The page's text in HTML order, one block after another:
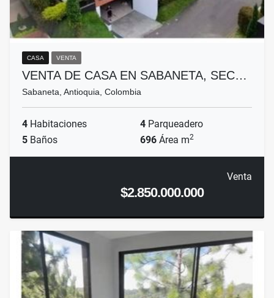
CASA VENTA
VENTA DE CASA EN SABANETA, SEC…
Sabaneta, Antioquia, Colombia
4 Habitaciones 4 Parqueadero
5 Baños 696 Área m2
Venta
$2.850.000.000